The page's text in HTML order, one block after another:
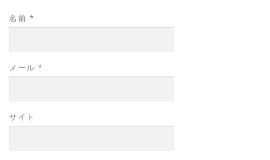
名前 *
メール *
サイト